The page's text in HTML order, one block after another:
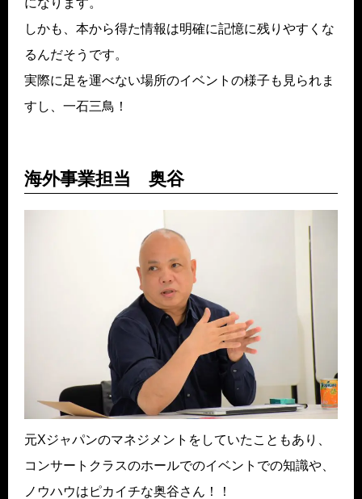
になります。
しかも、本から得た情報は明確に記憶に残りやすくな
るんだそうです。
実際に足を運べない場所のイベントの様子も見られま
すし、一石三鳥！
海外事業担当 奥谷
元Xジャパンのマネジメントをしていたこともあり、
コンサートクラスのホールでのイベントでの知識や、
ノウハウはピカイチな奥谷さん！！